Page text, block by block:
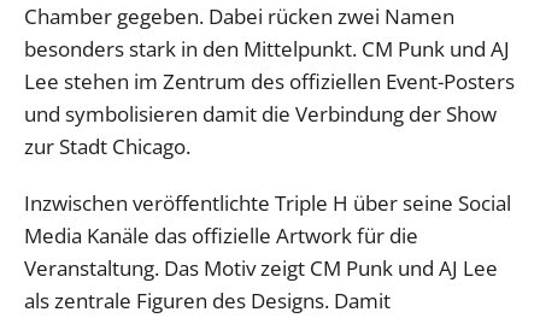
Chamber gegeben. Dabei rücken zwei Namen
besonders stark in den Mittelpunkt. CM Punk und AJ
Lee stehen im Zentrum des offiziellen Event-Posters
und symbolisieren damit die Verbindung der Show
zur Stadt Chicago.
Inzwischen veröffentlichte Triple H über seine Social
Media Kanäle das offizielle Artwork für die
Veranstaltung. Das Motiv zeigt CM Punk und AJ Lee
als zentrale Figuren des Designs. Damit